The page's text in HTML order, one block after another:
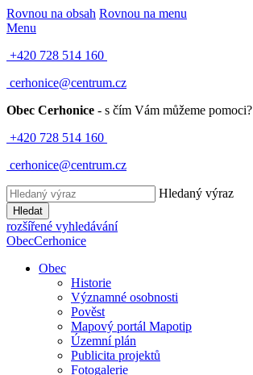
Rovnou na obsah Rovnou na menu
Menu
+420 728 514 160
cerhonice@centrum.cz
Obec Cerhonice - s čím Vám můžeme pomoci?
+420 728 514 160
cerhonice@centrum.cz
Hledaný výraz
Hledat
rozšířené vyhledávání
ObecCerhonice
Obec
Historie
Významné osobnosti
Pověst
Mapový portál Mapotip
Územní plán
Publicita projektů
Fotogalerie